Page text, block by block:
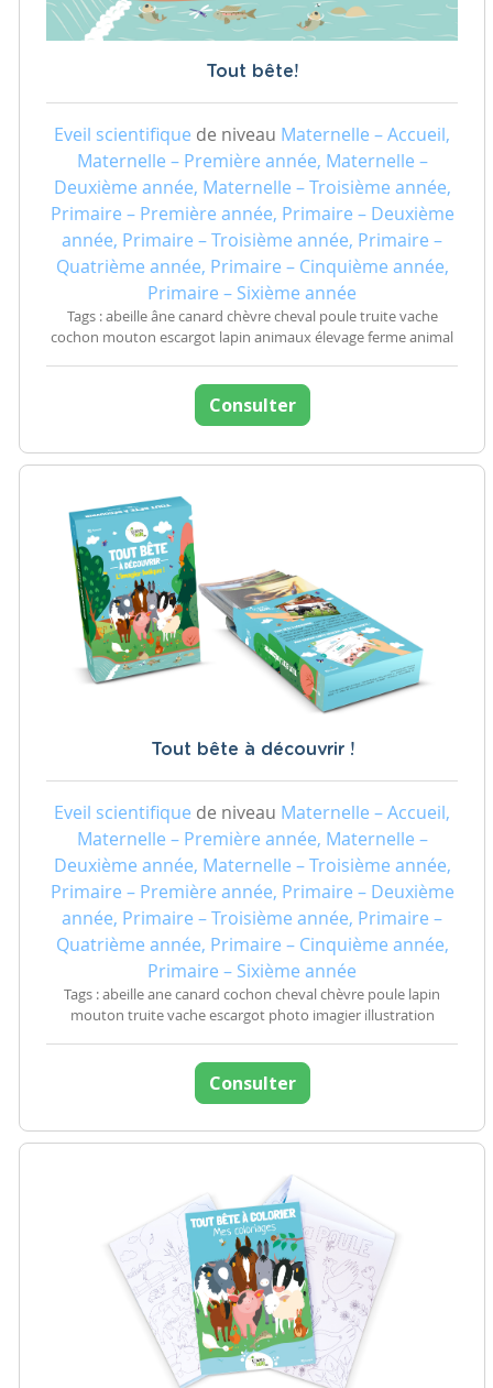
Tout bête!
Eveil scientifique de niveau Maternelle – Accueil,
Maternelle – Première année, Maternelle –
Deuxième année, Maternelle – Troisième année,
Primaire – Première année, Primaire – Deuxième
année, Primaire – Troisième année, Primaire –
Quatrième année, Primaire – Cinquième année,
Primaire – Sixième année
Tags : abeille âne canard chèvre cheval poule truite vache
cochon mouton escargot lapin animaux élevage ferme animal
Consulter
Tout bête à découvrir !
Eveil scientifique de niveau Maternelle – Accueil,
Maternelle – Première année, Maternelle –
Deuxième année, Maternelle – Troisième année,
Primaire – Première année, Primaire – Deuxième
année, Primaire – Troisième année, Primaire –
Quatrième année, Primaire – Cinquième année,
Primaire – Sixième année
Tags : abeille ane canard cochon cheval chèvre poule lapin
mouton truite vache escargot photo imagier illustration
Consulter